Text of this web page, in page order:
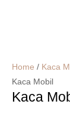
Home / Kaca
Kaca Mobil
Kaca